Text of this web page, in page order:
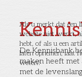
Als u merkt dat een
website niet werkt,
hebt, of als u een
laten opnemen, laat
weten!
De Kennisbank
maken heeft met
met de